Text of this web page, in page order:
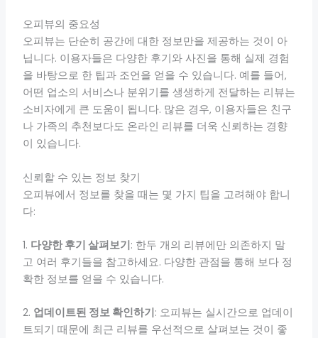
오피뷰의 중요성
오피뷰는 단순히 공간에 대한 정보만을 제공하는 것이 아
닙니다. 이용자들은 다양한 후기와 사진을 통해 실제 경험
을 바탕으로 한 팁과 조언을 얻을 수 있습니다. 예를 들어,
어떤 업소의 서비스나 분위기를 생생하게 전달하는 리뷰는
소비자에게 큰 도움이 됩니다. 많은 경우, 이용자들은 친구
나 가족의 추천보다도 온라인 리뷰를 더욱 신뢰하는 경향
이 있습니다.
신뢰할 수 있는 정보 찾기
오피뷰에서 정보를 찾을 때는 몇 가지 팁을 고려해야 합니
다:
1. 다양한 후기 살펴보기 : 한두 개의 리뷰에만 의존하지 말
고 여러 후기들을 참고하세요. 다양한 관점을 통해 보다 정
확한 정보를 얻을 수 있습니다.
2. 업데이트된 정보 확인하기 : 오피뷰는 실시간으로 업데이
트되기 때문에 최근 리뷰를 우선적으로 살펴보는 것이 좋